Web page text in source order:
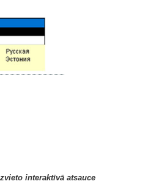
interaktīvā atsauce